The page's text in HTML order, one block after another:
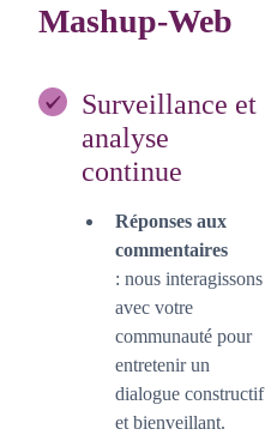
Mashup-Web
Surveillance et
analyse
continue
Réponses aux
commentaires
: nous interagissons
avec votre
communauté pour
entretenir un
dialogue constructif
et bienveillant.